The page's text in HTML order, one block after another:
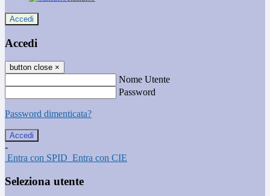
Accedi
Accedi
button close ×
Nome Utente
Password
Password dimenticata?
-
Entra con SPID Entra con CIE
Seleziona utente